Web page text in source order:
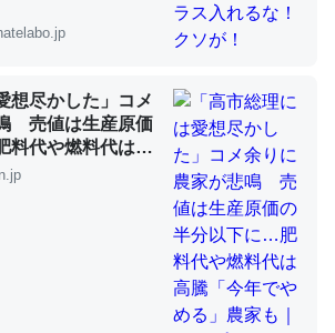
についての考察（１） - conceptualization
ム少ないのか。知らんかった。調べたら
ウム分はエビの600分の1程度。
想尽かした」コメ
売値は生産原価
料代や燃料代は高
」農家も｜FNNプ